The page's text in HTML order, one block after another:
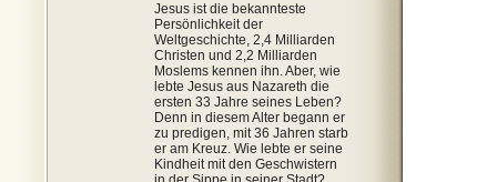
Jesus ist die bekannteste
Persönlichkeit der
Weltgeschichte, 2,4 Milliarden
Christen und 2,2 Milliarden
Moslems kennen ihn. Aber, wie
lebte Jesus aus Nazareth die
ersten 33 Jahre seines Leben?
Denn in diesem Alter begann er
zu predigen, mit 36 Jahren starb
er am Kreuz. Wie lebte er seine
Kindheit mit den Geschwistern